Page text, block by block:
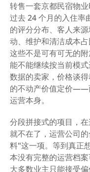
转售一套京都民宿物
过去 24 个月的入住率
的评分分布、客人来
动、维护和清洁成本占
这些不是可有可无的
能不能继续按当前模
数据的卖家，价格谈
的不动产价值定价——
运营本身。
分段拼接式的项目，
就不在了，运营公司
料"这一项。等到真正
本没有完整的运营档
大多数业主只能接受